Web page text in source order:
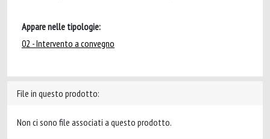
Appare nelle tipologie:
02 - Intervento a convegno
File in questo prodotto:
Non ci sono file associati a questo prodotto.